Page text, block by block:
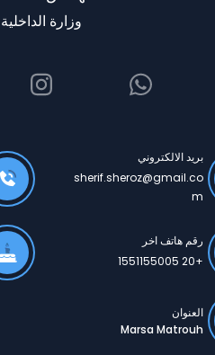
وزارة الداخلية
بريد الالكتروني
sherif.sheroz@gmail.co
m
رقم هاتف اخر
+20 1551155005
العنوان
Marsa Matrouh